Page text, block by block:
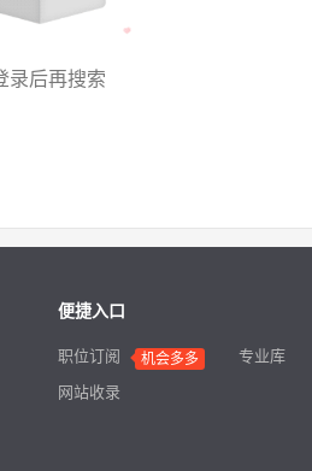
录后再搜索
便捷入口
职位订阅
专业库
网站收录